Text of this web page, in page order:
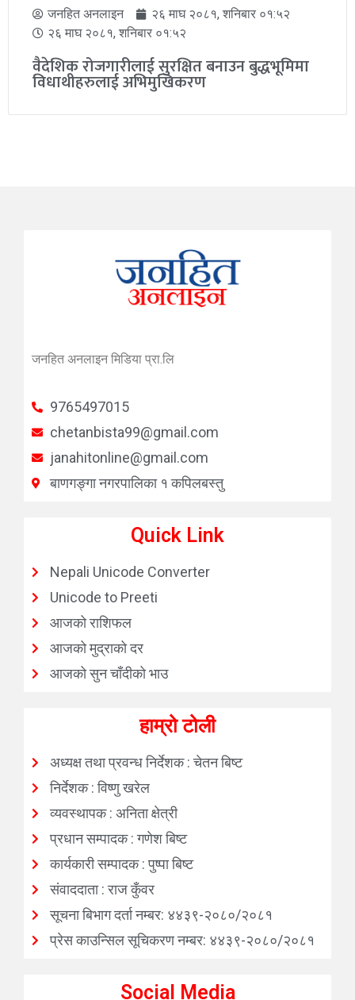
जनहित अनलाइन
९ बैशाख २०८२, मंगलवार ०३:०२
९ बैशाख २०८२, मंगलवार ०३:०२
भारतका विद्युतमन्त्री आज विहान नेपाल आइपुग्ने,
यस्तो छ उनको भ्रमण तालिका
१७ चैत्र २०८१, सोमबार ०७:३७
सुनको भाउमा फेरी नयाँ रेकर्ड
जनहित अनलाइन
२६ माघ २०८१, शनिबार ०१:५२
२६ माघ २०८१, शनिबार ०१:५२
वैदेशिक रोजगारीलाई सुरक्षित बनाउन बुद्धभूमिमा
विधाथीहरुलाई अभिमुखिकरण